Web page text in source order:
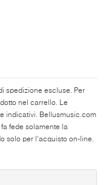
spedizione escluse. Per
nel carrello. Le
indicativi. Bellusmusic.com
fede solamente la
solo per l'acquisto on-line.